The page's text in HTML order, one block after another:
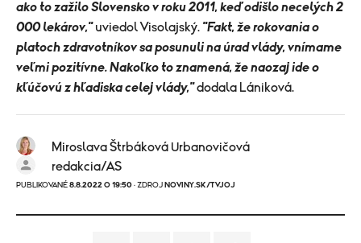
ako to zažilo Slovensko v roku 2011, keď odišlo necelých 2
000 lekárov,"uviedol Visolajský. "Fakt, že rokovania o
platoch zdravotníkov sa posunuli na úrad vlády, vnímame
veľmi pozitívne. Nakoľko to znamená, že naozaj ide o
kľúčovú z hľadiska celej vlády,"dodala Lániková.
Miroslava Štrbáková Urbanovičová
redakcia/AS
PUBLIKOVANÉ 8.8.2022 O 19:50 · ZDROJ NOVINY.SK/TVJOJ